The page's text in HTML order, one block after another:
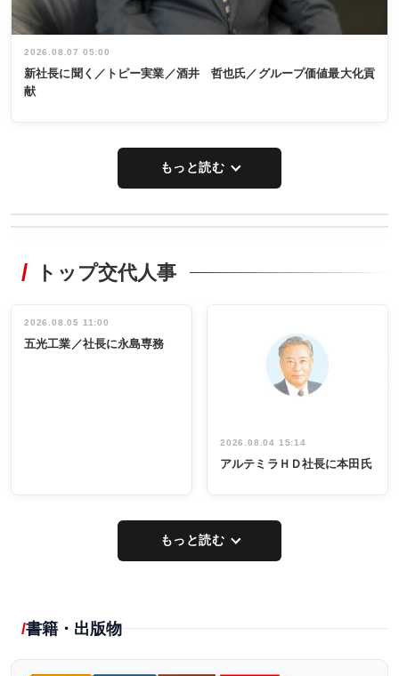
2026.08.07 05:00
新社長に聞く／トピー実業／酒井 哲也氏／グループ価値最大化貢
献
もっと読む
非鉄業界で
インタビュ
ー／社内ア
タックトレー
祝う 業界関
係者ら220人
出席
トップ交代人事
2026.08.05 11:00
五光工業／社長に永島専務
2026.08.04 15:14
アルテミラＨＤ社長に本田氏
もっと読む
書籍・出版物